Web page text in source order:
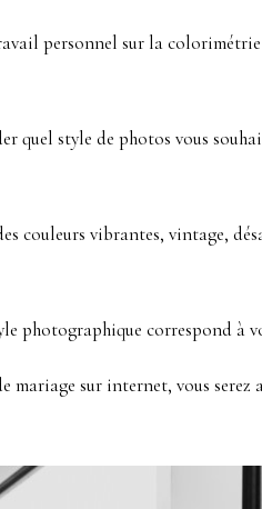
personnel sur la
quel style de photos vous
couleurs vibrantes, vintage,
photographique correspond à
mariage sur internet, vous